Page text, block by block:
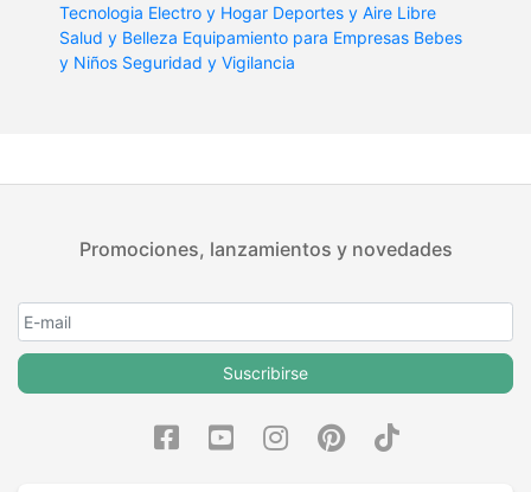
Tecnologia Electro y Hogar Deportes y Aire Libre
Salud y Belleza Equipamiento para Empresas Bebes
y Niños Seguridad y Vigilancia
Promociones, lanzamientos y novedades
Suscribirse